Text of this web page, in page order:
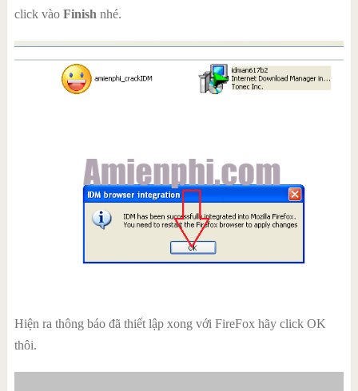
click vào Finish nhé.
Hiện ra thông báo đã thiết lập xong với FireFox hãy click OK
thôi.